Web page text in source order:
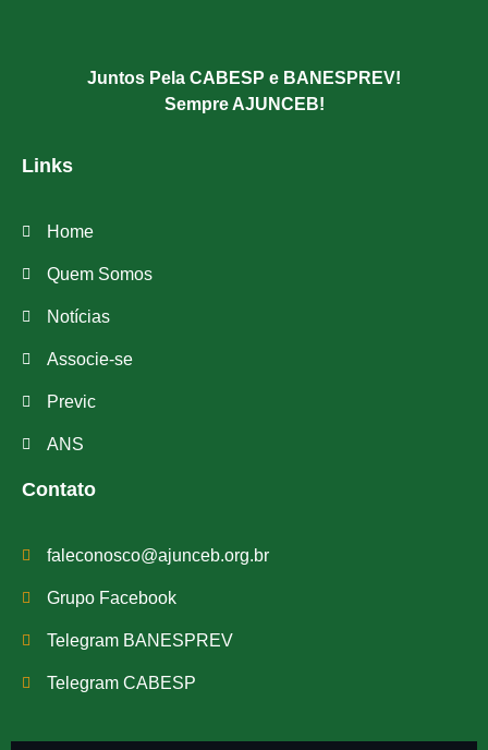
Juntos Pela CABESP e BANESPREV!
Sempre AJUNCEB!
Links
Home
Quem Somos
Notícias
Associe-se
Previc
ANS
Contato
faleconosco@ajunceb.org.br
Grupo Facebook
Telegram BANESPREV
Telegram CABESP